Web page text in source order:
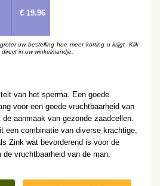
€ 19.96
uw bestelling hoe meer korting u krijgt. Klik
in uw winkelmandje.
van het sperma. Een goede
voor een goede vruchtbaarheid van
aanmaak van gezonde zaadcellen.
een combinatie van diverse krachtige,
Zink wat bevorderend is voor de
vruchtbaarheid van de man.